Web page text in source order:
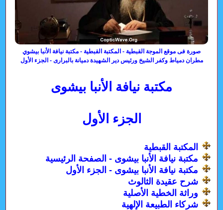
صورة فى موقع الموجة القبطية - المكتبة القبطية - مكتبة نيافة الأنبا بيشوي
مطران دمياط وكفر الشيخ ورئيس دير الشهيدة دميانة بالبرارى - الجزء الأول
مكتبة نيافة الأنبا بيشوى
الجزء الأول
المكتبة القبطية
مكتبة نيافة الأنبا بيشوى - الصفحة الرئيسية
مكتبة نيافة الأنبا بيشوى - الجزء الأول
شرح عقيدة الثالوث
وراثة الخطية الأصلية
شركاء الطبيعة الإلهية